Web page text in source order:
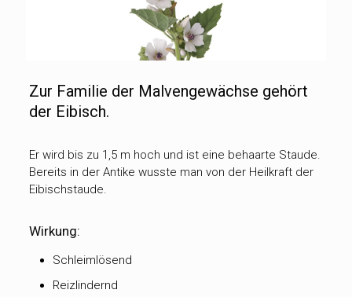
Zur Familie der Malvengewächse gehört
der Eibisch.
Er wird bis zu 1,5 m hoch und ist eine behaarte Staude.
Bereits in der Antike wusste man von der Heilkraft der
Eibischstaude.
Wirkung:
Schleimlösend
Reizlindernd